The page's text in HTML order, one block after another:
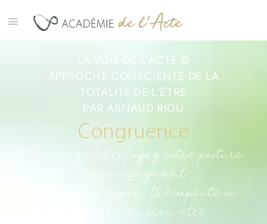
LA VOIE DE L’ACTE ©
APPROCHE CONSCIENTE DE LA
TOTALITÉ DE L’ÊTRE
PAR ARNAUD RIOU
Congruence
Affirmez et déployez votre posture
d’accompagnant
en tant que coach, thérapeute ou
praticien du bien-être